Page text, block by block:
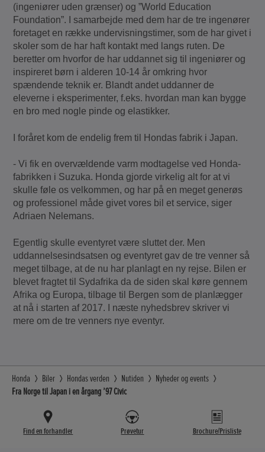
(ingeniører uden grænser) og ”World Education
Foundation”. I samarbejde med dem har de tre ingenører
foretaget en række undervisningstimer, som de har givet i
skoler som de har haft kontakt med langs ruten. De
beretter om hvorfor de har uddannet sig til ingeniører og
inspireret børn i alderen 10-14 år omkring hvor
spændende teknik er. Blandt andet uddanner de
eleverne i eksperimenter, f.eks. hvordan man kan bygge
en bro med nogle pinde og elastikker.
I foråret kom de endelig frem til Hondas fabrik i Japan.
- Vi fik en overvældende varm modtagelse ved Honda-
fabrikken i Suzuka. Honda gjorde virkelig alt for at vi
skulle føle os velkommen, og har på en meget generøs
og professionel måde givet vores bil et service, siger
Adriaen Nelemans.
Egentlig skulle eventyret være sluttet der. Men
uddannelsesindsatsen og eventyret gav de tre venner så
meget tilbage, at de nu har planlagt en ny rejse. Bilen er
blevet fragtet til Sydafrika da de siden skal køre gennem
Afrika og Europa, tilbage til Bergen som de planlægger
at nå i starten af 2017. I næste nyhedsbrev skriver vi
mere om de tre venners nye eventyr.
Honda Biler Hondas verden Nutiden
Nyheder og events
Fra Norge til Japan i en årgang ’97 Civic
Find en forhandler Prøvetur Brochure/Prisliste